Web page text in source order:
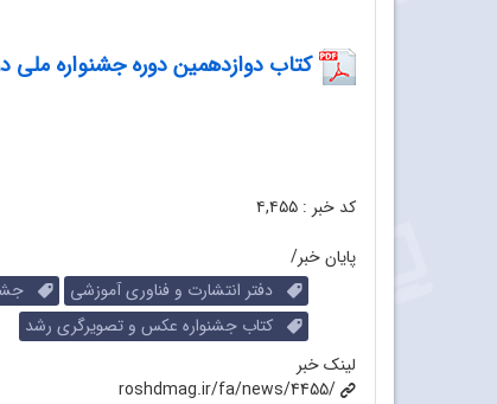
کتاب دوازدهمین دوره جشنواره
کد خبر : ۴,۴۵۵
پایان خبر/
دفتر انتشارت و فناوری آموزشی
کتاب جشنواره عکس و تصویرگری رشد
لینک خبر
roshdmag.ir/fa/news/4455/